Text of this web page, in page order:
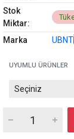
Stok
Miktar:
Marka UBNT
UYUMLU ÜRÜNLER